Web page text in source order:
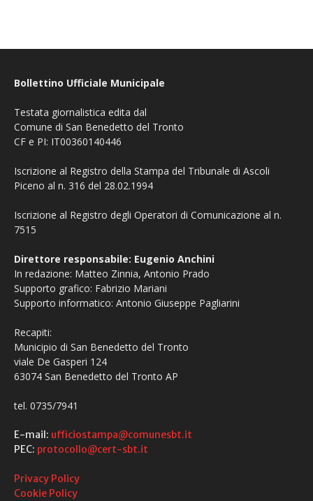
Bollettino Ufficiale Municipale
Testata giornalistica edita dal
Comune di San Benedetto del Tronto
CF e PI: IT00360140446
Iscrizione al Registro della Stampa del Tribunale di Ascoli
Piceno al n. 316 del 28.02.1994
Iscrizione al Registro degli Operatori di Comunicazione al n.
7515
Direttore responsabile: Eugenio Anchini
In redazione: Matteo Zinnia, Antonio Prado
Supporto grafico: Fabrizio Mariani
Supporto informatico: Antonio Giuseppe Pagliarini
Recapiti:
Municipio di San Benedetto del Tronto
viale De Gasperi 124
63074 San Benedetto del Tronto AP
tel. 0735/7941
E-mail: ufficiostampa@comunesbt.it
PEC: protocollo@cert-sbt.it
Privacy Policy
Cookie Policy